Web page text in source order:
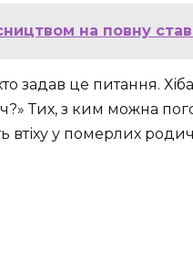
на повну
задав це питання.
Тих, з ким можна
у померлих